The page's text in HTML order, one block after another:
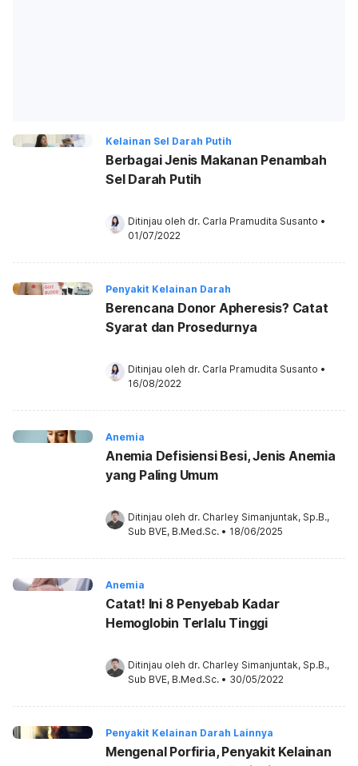
Kelainan Sel Darah Putih
Berbagai Jenis Makanan Penambah
Sel Darah Putih
Ditinjau oleh dr. Carla Pramudita Susanto •
01/07/2022
Penyakit Kelainan Darah
Berencana Donor Apheresis? Catat
Syarat dan Prosedurnya
Ditinjau oleh dr. Carla Pramudita Susanto •
16/08/2022
Anemia
Anemia Defisiensi Besi, Jenis Anemia
yang Paling Umum
Ditinjau oleh dr. Charley Simanjuntak, Sp.B.,
Sub BVE, B.Med.Sc. • 18/06/2025
Anemia
Catat! Ini 8 Penyebab Kadar
Hemoglobin Terlalu Tinggi
Ditinjau oleh dr. Charley Simanjuntak, Sp.B.,
Sub BVE, B.Med.Sc. • 30/05/2022
Penyakit Kelainan Darah Lainnya
Mengenal Porfiria, Penyakit Kelainan